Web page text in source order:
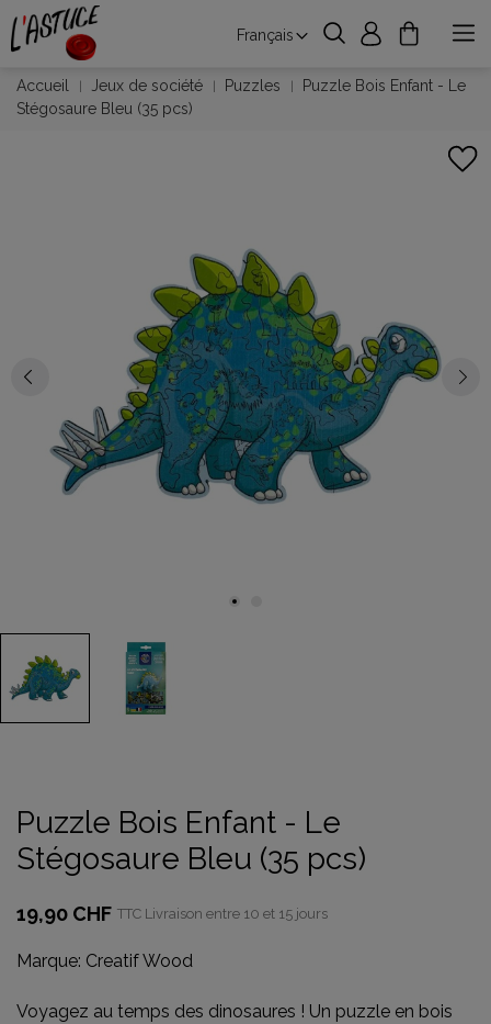
Français
Accueil Jeux de société Puzzles
Puzzle Bois Enfant - Le
Stégosaure Bleu (35 pcs)
Puzzle Bois Enfant - Le
Stégosaure Bleu (35 pcs)
19,90 CHF TTC Livraison entre 10 et 15 jours
Marque: Creatif Wood
Voyagez au temps des dinosaures ! Un puzzle en bois